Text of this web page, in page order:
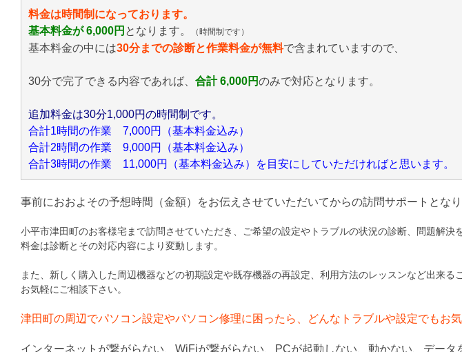
料金は時間制になっております。
基本料金が 6,000円 となります。 （時間制です）
基本料金の中には30分までの診断と作業料金が無料で含まれていますので、
30分で完了できる内容であれば、 合計 6,000円のみで対応となります。
追加料金は30分1,000円の時間制です。
合計1時間の作業 7,000円（基本料金込み）
合計2時間の作業 9,000円（基本料金込み）
合計3時間の作業 11,000円（基本料金込み）を目安にしていただければと思います。
事前におおよその予想時間（金額）をお伝えさせていただいてからの訪問サポートとなり
小平市津田町のお客様宅まで訪問させていただき、ご希望の設定やトラブルの状況の診断、問題解決
料金は診断とその対応内容により変動します。
また、新しく購入した周辺機器などの初期設定や既存機器の再設定、利用方法のレッスンなど出来る
お気軽にご相談下さい。
津田町の周辺でパソコン設定やパソコン修理に困ったら、どんなトラブルや設定でもお気
インターネットが繋がらない、WiFiが繋がらない、PCが起動しない、動かない、データ